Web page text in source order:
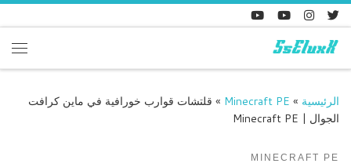
Skip to content
الرئيسية »
Minecraft PE
» قلتشات قوارب خورافية في ماين كرافت
الجوال | Minecraft PE
MINECRAFT PE